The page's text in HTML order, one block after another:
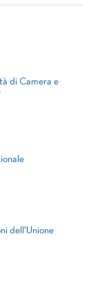
di Camera e
dell'Unione